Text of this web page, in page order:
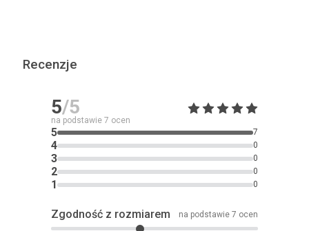
Recenzje
5/5
na podstawie 7 ocen
5 7
4 0
3 0
2 0
1 0
Zgodność z rozmiarem na podstawie 7 ocen